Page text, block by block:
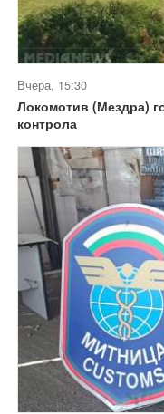
Вчера, 15:30
Локомотив (Мездра)
контрола